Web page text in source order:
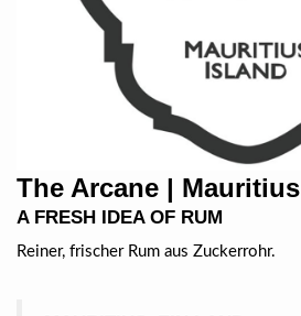
The Arcane | Mauritius
A FRESH IDEA OF RUM
Reiner, frischer Rum aus Zuckerrohr.